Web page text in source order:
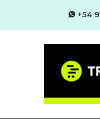
+54